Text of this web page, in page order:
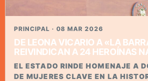
PRINCIPAL · 08 MAR 2026
DE LEONA VICARIO A «LA
REIVINDICAN A 24 HEROÍNAS
EL ESTADO RINDE HOMENAJE A
DE MUJERES CLAVE EN LA